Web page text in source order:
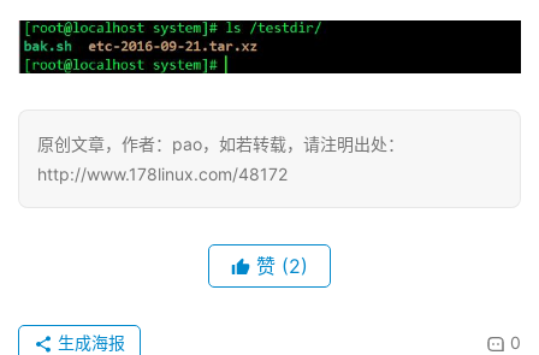
原创文章，作者：pao，如若转载，请注明出处：
http://www.178linux.com/48172
赞 (2)
0
生成海报